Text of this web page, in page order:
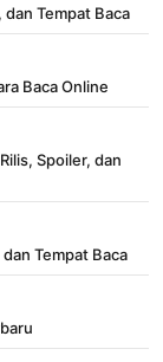
Tempat Baca
Baca Online
Spoiler, dan
Tempat Baca